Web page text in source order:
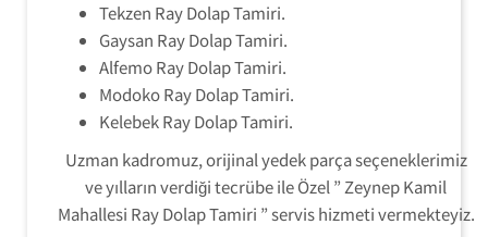
Tekzen Ray Dolap Tamiri.
Gaysan Ray Dolap Tamiri.
Alfemo Ray Dolap Tamiri.
Modoko Ray Dolap Tamiri.
Kelebek Ray Dolap Tamiri.
Uzman kadromuz, orijinal yedek parça seçeneklerimiz
ve yılların verdiği tecrübe ile Özel ” Zeynep Kamil
Mahallesi Ray Dolap Tamiri ” servis hizmeti vermekteyiz.